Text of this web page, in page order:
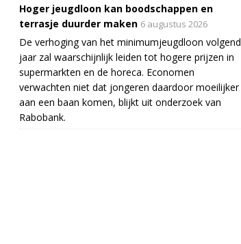
Hoger jeugdloon kan boodschappen en
terrasje duurder maken 6 augustus 2026
De verhoging van het minimumjeugdloon volgend
jaar zal waarschijnlijk leiden tot hogere prijzen in
supermarkten en de horeca. Economen
verwachten niet dat jongeren daardoor moeilijker
aan een baan komen, blijkt uit onderzoek van
Rabobank.